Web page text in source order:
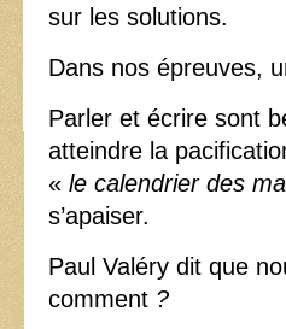
sur les solutions.
Dans nos épreuves,
Parler et écrire sont
atteindre la
« le calendrier des
s’apaiser.
Paul Valéry dit que
comment ?